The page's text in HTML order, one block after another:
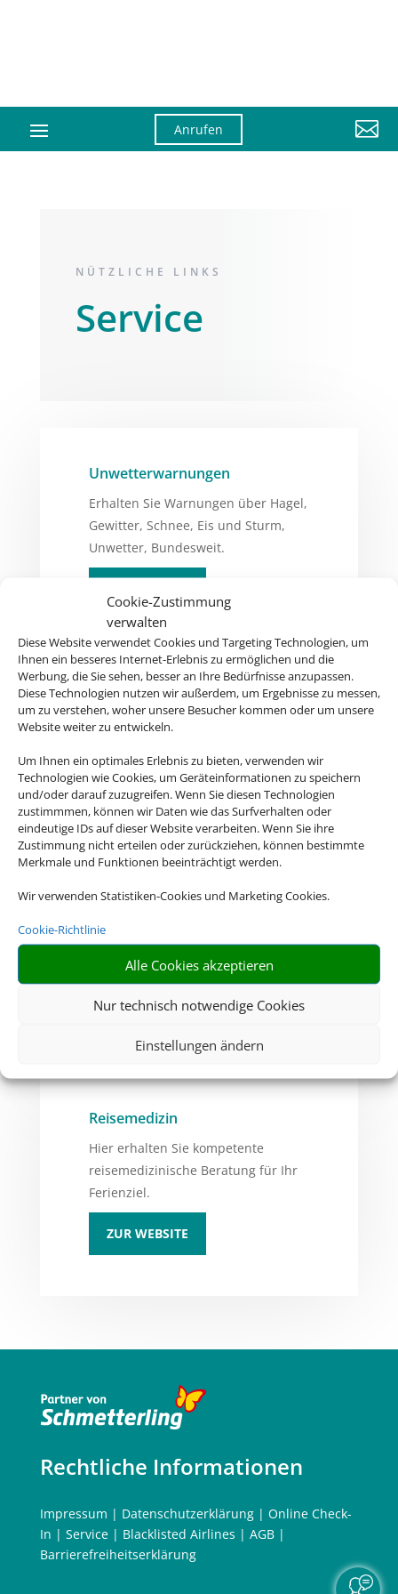
Cookie-Zustimmung
verwalten
Diese Website verwendet Cookies und Targeting Technologien, um
Ihnen ein besseres Internet-Erlebnis zu ermöglichen und die
Werbung, die Sie sehen, besser an Ihre Bedürfnisse anzupassen.
Diese Technologien nutzen wir außerdem, um Ergebnisse zu messen,
um zu verstehen, woher unsere Besucher kommen oder um unsere
Website weiter zu entwickeln.
Um Ihnen ein optimales Erlebnis zu bieten, verwenden wir
Technologien wie Cookies, um Geräteinformationen zu speichern
und/oder darauf zuzugreifen. Wenn Sie diesen Technologien
zustimmmen, können wir Daten wie das Surfverhalten oder
eindeutige IDs auf dieser Website verarbeiten. Wenn Sie ihre
Zustimmung nicht erteilen oder zurückziehen, können bestimmte
Merkmale und Funktionen beeinträchtigt werden.
Wir verwenden Statistiken-Cookies und Marketing Cookies.
Cookie-Richtlinie
Alle Cookies akzeptieren
Nur technisch notwendige Cookies
Einstellungen ändern
Anrufen 
NÜTZLICHE LINKS
Service
Unwetterwarnungen
Erhalten Sie Warnungen über Hagel,
Gewitter, Schnee, Eis und Sturm,
Unwetter, Bundesweit.
Auswärtiges Amt
Hier gibt´s Infos zu Ländern, Visa,
ZUR WEBSITE
Deutsche Visa und Konsular
Hier erhalten Sie Visa- und
Einreiseinformationen.
ZUR WEBSITE
Reisemedizin
Hier erhalten Sie kompetente
reisemedizinische Beratung für Ihr
Ferienziel.
ZUR WEBSITE
Rechtliche Informationen
Impressum | Datenschutzerklärung| Online Check-
In | Service| Blacklisted Airlines | AGB|
Barrierefreiheitserklärung